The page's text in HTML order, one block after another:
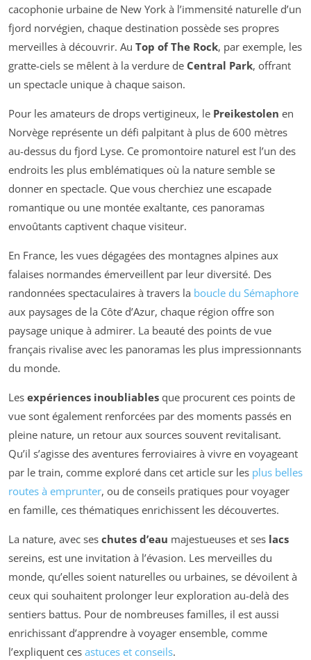
cacophonie urbaine de New York à l’immensité naturelle d’un
fjord norvégien, chaque destination possède ses propres
merveilles à découvrir. Au Top of The Rock, par exemple, les
gratte-ciels se mêlent à la verdure de Central Park, offrant
un spectacle unique à chaque saison.
Pour les amateurs de drops vertigineux, le Preikestolen en
Norvège représente un défi palpitant à plus de 600 mètres
au-dessus du fjord Lyse. Ce promontoire naturel est l’un des
endroits les plus emblématiques où la nature semble se
donner en spectacle. Que vous cherchiez une escapade
romantique ou une montée exaltante, ces panoramas
envoûtants captivent chaque visiteur.
En France, les vues dégagées des montagnes alpines aux
falaises normandes émerveillent par leur diversité. Des
randonnées spectaculaires à travers la boucle du Sémaphore
aux paysages de la Côte d’Azur, chaque région offre son
paysage unique à admirer. La beauté des points de vue
français rivalise avec les panoramas les plus impressionnants
du monde.
Les expériences inoubliables que procurent ces points de
vue sont également renforcées par des moments passés en
pleine nature, un retour aux sources souvent revitalisant.
Qu’il s’agisse des aventures ferroviaires à vivre en voyageant
par le train, comme exploré dans cet article sur les plus belles
routes à emprunter, ou de conseils pratiques pour voyager
en famille, ces thématiques enrichissent les découvertes.
La nature, avec ses chutes d’eau majestueuses et ses lacs
sereins, est une invitation à l’évasion. Les merveilles du
monde, qu’elles soient naturelles ou urbaines, se dévoilent à
ceux qui souhaitent prolonger leur exploration au-delà des
sentiers battus. Pour de nombreuses familles, il est aussi
enrichissant d’apprendre à voyager ensemble, comme
l’expliquent ces astuces et conseils.